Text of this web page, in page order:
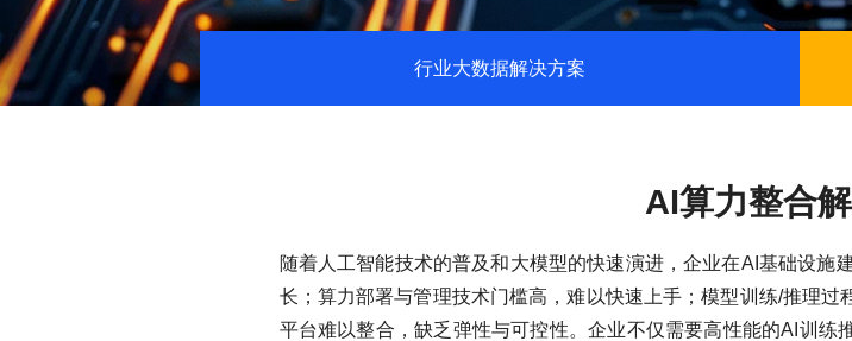
行业大数据解决方案
AI算力整合
随着人工智能技术的普及和大模型的快速演进，企业在AI基础设施
长；算力部署与管理技术门槛高，难以快速上手；模型训练/推理
平台难以整合，缺乏弹性与可控性。企业不仅需要高性能的AI训练